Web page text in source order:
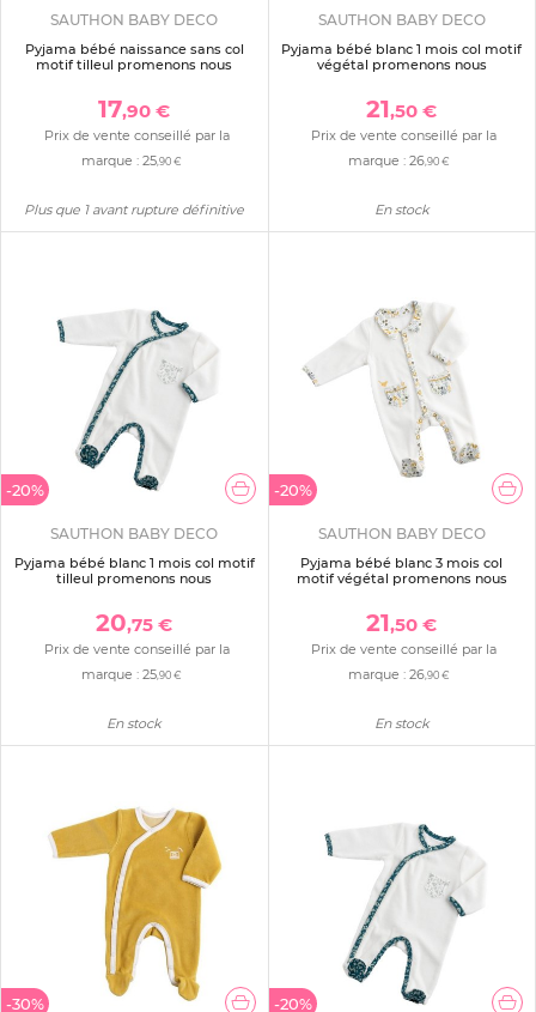
SAUTHON BABY DECO
Pyjama bébé naissance sans col
motif tilleul promenons nous
17,90 €
Prix de vente conseillé par la
marque :25,90 €
Plus que 1 avant rupture définitive
SAUTHON BABY DECO
Pyjama bébé blanc 1 mois col motif
végétal promenons nous
21,50 €
Prix de vente conseillé par la
marque :26,90 €
En stock
-20%
SAUTHON BABY DECO
Pyjama bébé blanc 1 mois col motif
tilleul promenons nous
20,75 €
Prix de vente conseillé par la
marque :25,90 €
En stock
-20%
SAUTHON BABY DECO
Pyjama bébé blanc 3 mois col
motif végétal promenons nous
21,50 €
Prix de vente conseillé par la
marque :26,90 €
En stock
-30% -20%